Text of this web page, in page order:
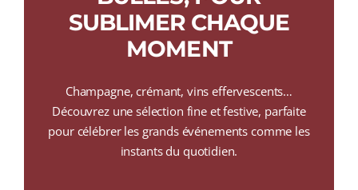
CAFÉS
THÉS & INFUSIONS
ÉPICERIE FINE
IDEES CADEAUX
SUBLIMER CHAQUE
MOMENT
Champagne, crémant, vins effervescents…
Découvrez une sélection fine et festive, parfaite
pour célébrer les grands événements comme les
instants du quotidien.